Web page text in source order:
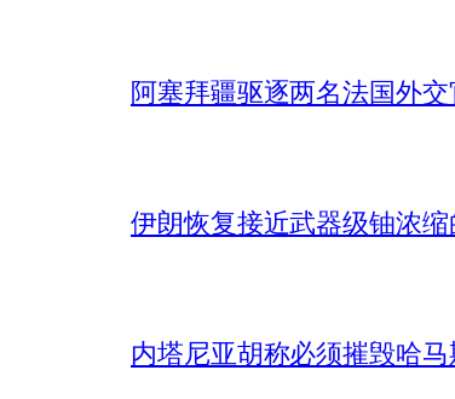
阿塞拜疆驱逐两名法国外交
伊朗恢复接近武器级铀浓缩
内塔尼亚胡称必须摧毁哈